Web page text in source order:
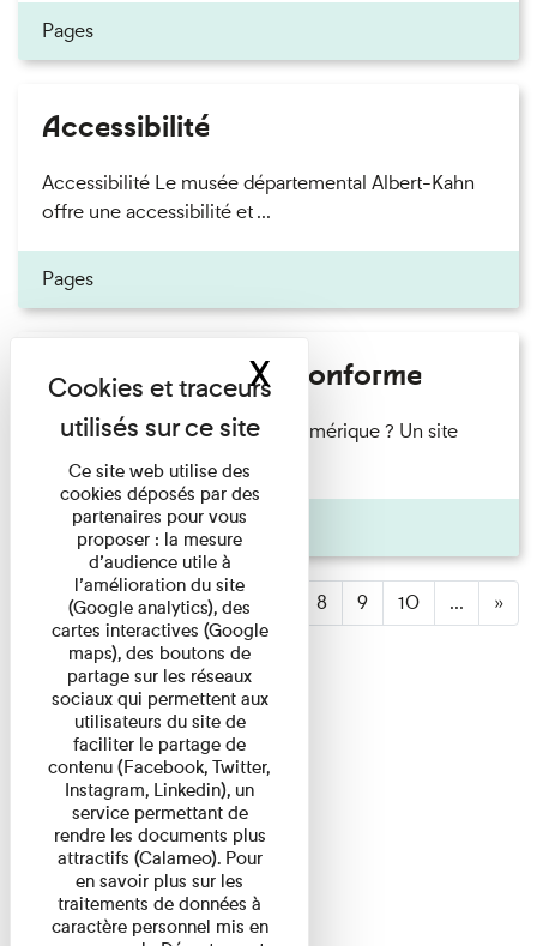
Pages
Accessibilité
Accessibilité Le musée départemental Albert-Kahn
offre une accessibilité et ...
Pages
Accessibilité : non conforme
Qu'est-ce que l'accessibilité numérique ? Un site
web accessible est un ...
Pages
(active)
2 3 4 5 6 8 9 10 ... »
Ce site web utilise des
cookies déposés par des
partenaires pour vous
proposer : la mesure
d’audience utile à
l’amélioration du site
(Google analytics), des
cartes interactives (Google
maps), des boutons de
partage sur les réseaux
sociaux qui permettent aux
utilisateurs du site de
faciliter le partage de
contenu (Facebook, Twitter,
Instagram, Linkedin), un
service permettant de
rendre les documents plus
attractifs (Calameo). Pour
en savoir plus sur les
traitements de données à
caractère personnel mis en
XMasquer le